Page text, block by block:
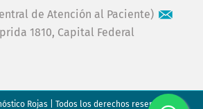
de Atención al Paciente)
1810, Capital Federal
Rojas | Todos los derechos reservados.